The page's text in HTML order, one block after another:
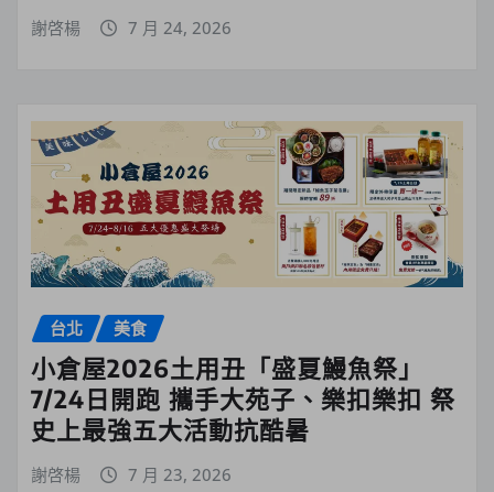
謝啓楊 7 月 24, 2026
台北 美食
小倉屋2026土用丑「盛夏鰻魚祭」
7/24日開跑 攜手大苑子、樂扣樂扣 祭
史上最強五大活動抗酷暑
謝啓楊 7 月 23, 2026